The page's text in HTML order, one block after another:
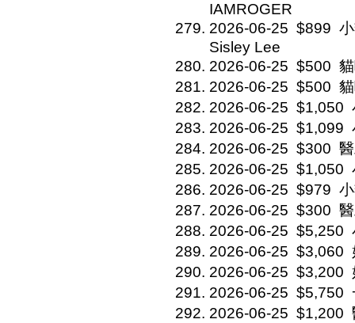
IAMROGER
2026-06-25 $899
Sisley Lee
2026-06-25 $500
2026-06-25 $500
2026-06-25 $1,050
2026-06-25 $1,099
2026-06-25 $300
2026-06-25 $1,050
2026-06-25 $979
2026-06-25 $300
2026-06-25 $5,250
2026-06-25 $3,060
2026-06-25 $3,200
2026-06-25 $5,750
2026-06-25 $1,200